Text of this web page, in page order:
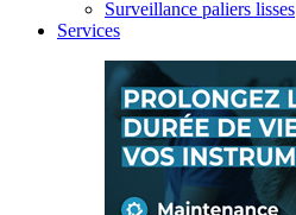
Surveillance paliers lisses
Services